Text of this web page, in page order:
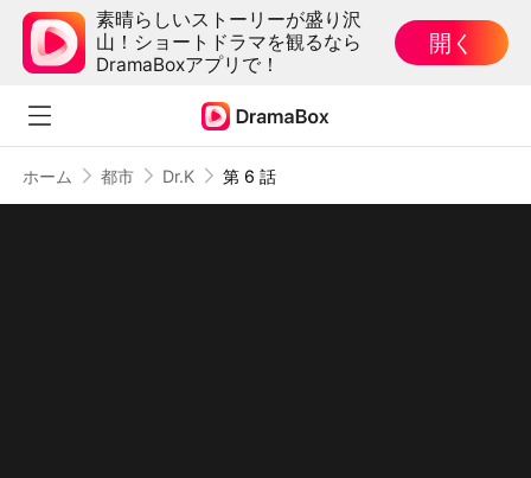
素晴らしいストーリーが盛り沢
山！ショートドラマを観るなら
DramaBoxアプリで！
開く
ホーム 都市 Dr.K 第 6 話